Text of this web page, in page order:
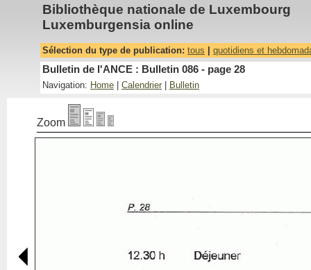
Bibliothèque nationale de Luxembourg
Luxemburgensia online
Sélection du type de publication: tous quotidiens et
Bulletin de l'ANCE : Bulletin 086 - page 28
Navigation: Home Calendrier Bulletin
Zoom